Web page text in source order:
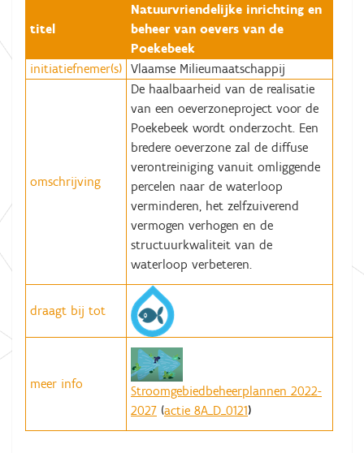
titel
Natuurvriendelijke inrichting en
beheer van oevers van de
Poekebeek
initiatiefnemer(s) Vlaamse Milieumaatschappij
omschrijving
De haalbaarheid van de realisatie
van een oeverzoneproject voor de
Poekebeek wordt onderzocht. Een
bredere oeverzone zal de diffuse
verontreiniging vanuit omliggende
percelen naar de waterloop
verminderen, het zelfzuiverend
vermogen verhogen en de
structuurkwaliteit van de
waterloop verbeteren.
draagt bij tot
meer info
Stroomgebiedbeheerplannen 2022-
2027 (actie 8A_D_0121)